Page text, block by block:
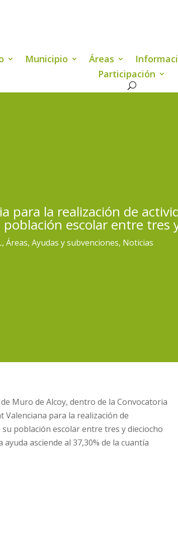
Municipio Áreas
Participación
para la realización de
escolar entre tres
, Áreas, Ayudas y subvenciones, Noticias
Muro de Alcoy, dentro de la Convocatoria
Valenciana para la realización de
población escolar entre tres y dieciocho
asciende al 37,30% de la cuantía